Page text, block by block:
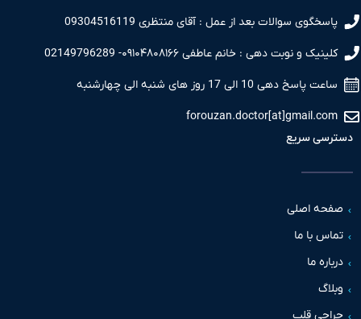
سوالات بعد از عمل : آقای منتظری 09304516119
و نوبت دهی : خانم عاطفی ۰۹۱۰۴۸۰۸۱۶۶- 02149796289
دهی 10 الی 17 روز های شنبه الی چهارشنبه
سریع
اصلی
با ما
ما
قلب